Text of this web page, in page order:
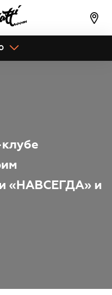
«НАВСЕГДА» и